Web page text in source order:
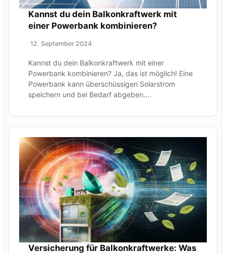
Kannst du dein Balkonkraftwerk mit
einer Powerbank kombinieren?
12. September 2024
Kannst du dein Balkonkraftwerk mit einer
Powerbank kombinieren? Ja, das ist möglich! Eine
Powerbank kann überschüssigen Solarstrom
speichern und bei Bedarf abgeben....
Versicherung für Balkonkraftwerke: Was